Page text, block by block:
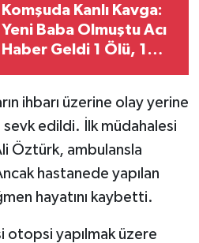
Komşuda Kanlı Kavga:
Yeni Baba Olmuştu Acı
Haber Geldi 1 Ölü, 1
ihbarı üzerine olay yerine
edildi. İlk müdahalesi
Öztürk, ambulansla
hastanede yapılan
hayatını kaybetti.
otopsi yapılmak üzere